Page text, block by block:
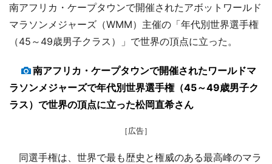
南アフリカ・ケープタウンで開催されたアボットワールド
マラソンメジャーズ（WMM）主催の「年代別世界選手権
（45～49歳男子クラス）」で世界の頂点に立った。
南アフリカ・ケープタウンで開催されたワールドマ
ラソンメジャーズで年代別世界選手権（45～49歳男子ク
ラス）で世界の頂点に立った松岡直希さん
［広告］
同選手権は、世界で最も歴史と権威のある最高峰のマラ